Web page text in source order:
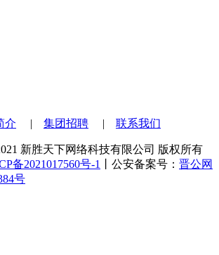
介 集团招聘 联系我们
新胜天下网络科技有限公司 版权所有
备2021017560号-1 丨公安备案号： 晋公网
号